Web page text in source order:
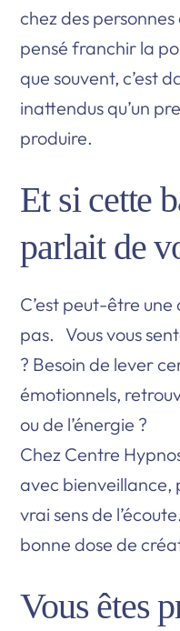
chez des
pensé franchir la
que souvent, c’est
inattendus qu’un
produire.
Et si cette
parlait de
C’est peut-être
pas. Vous vous
? Besoin de lever
émotionnels,
ou de l’énergie ?
Chez Centre
avec bienveillance,
vrai sens de
bonne dose de
Vous êtes